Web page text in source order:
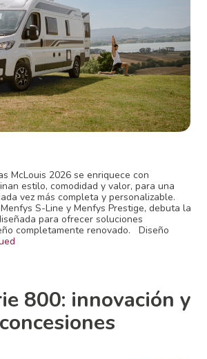
McLouis 2026 se enriquece con
estilo, comodidad y valor, para una
vez más completa y personalizable.
S-Line y Menfys Prestige, debuta la
para ofrecer soluciones
completamente renovado. Diseño
800: innovación y